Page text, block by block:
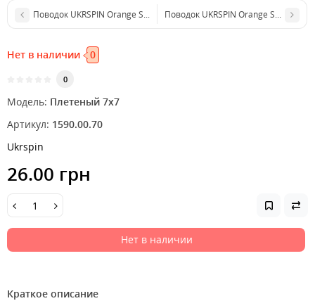
Поводок UKRSPIN Orange Spinning сталь AFW 1x7 20см 5кг(10lb)/
Поводок UKRSPIN Orange Spinning
Нет в наличии 0
0
Модель: Плетеный 7х7
Артикул: 1590.00.70
Ukrspin
26.00 грн
Нет в наличии
Краткое описание